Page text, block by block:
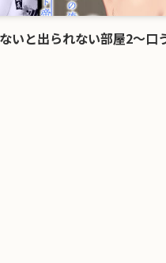
いと出られない部屋2〜口